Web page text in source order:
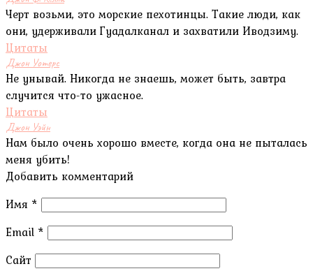
Черт возьми, это морские пехотинцы. Такие люди, как
они, удерживали Гуадалканал и захватили Иводзиму.
Цитаты
Джон Уотерс
Не унывай. Никогда не знаешь, может быть, завтра
случится что-то ужасное.
Цитаты
Джон Уэйн
Нам было очень хорошо вместе, когда она не пыталась
меня убить!
Добавить комментарий
Имя *
Email *
Сайт